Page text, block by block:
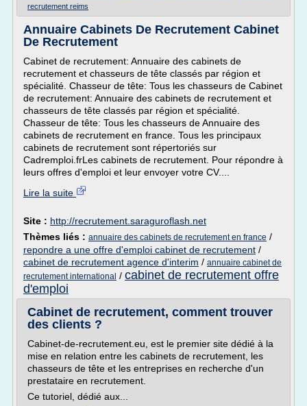
recrutement reims
Annuaire Cabinets De Recrutement Cabinet
De Recrutement
Cabinet de recrutement: Annuaire des cabinets de
recrutement et chasseurs de tête classés par région et
spécialité. Chasseur de tête: Tous les chasseurs de Cabinet
de recrutement: Annuaire des cabinets de recrutement et
chasseurs de tête classés par région et spécialité.
Chasseur de tête: Tous les chasseurs de Annuaire des
cabinets de recrutement en france. Tous les principaux
cabinets de recrutement sont répertoriés sur
Cadremploi.frLes cabinets de recrutement. Pour répondre à
leurs offres d'emploi et leur envoyer votre CV....
Lire la suite
Site : http://recrutement.saraguroflash.net
Thèmes liés : annuaire des cabinets de recrutement en france /
repondre a une offre d'emploi cabinet de recrutement /
cabinet de recrutement agence d'interim / annuaire cabinet de
recrutement international / cabinet de recrutement offre
d'emploi
Cabinet de recrutement, comment trouver
des clients ?
Cabinet-de-recrutement.eu, est le premier site dédié à la
mise en relation entre les cabinets de recrutement, les
chasseurs de tête et les entreprises en recherche d'un
prestataire en recrutement.
Ce tutoriel, dédié aux...